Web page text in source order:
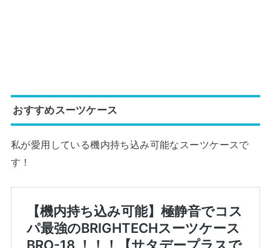
おすすめスーツケース
私が愛用している機内持ち込み可能なスーツケースで
す！